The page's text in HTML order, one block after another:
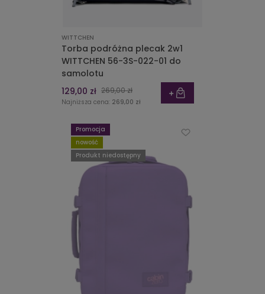
WITTCHEN
Torba podróżna plecak 2w1
WITTCHEN 56-3S-022-01 do
samolotu
129,00 zł 269,00 zł
Najniższa cena: 269,00 zł
Promocja
nowość
Produkt niedostępny